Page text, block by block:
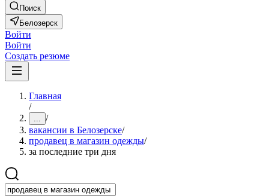
Поиск
Белозерск
Войти
Войти
Создать резюме
Главная
/
... /
вакансии в Белозерске/
продавец в магазин одежды/
за последние три дня